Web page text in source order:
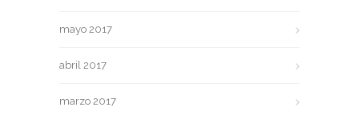
mayo 2017
abril 2017
marzo 2017